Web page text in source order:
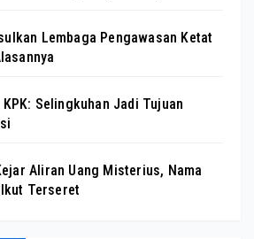
Lembaga Pengawasan Ketat
Selingkuhan Jadi Tujuan
Aliran Uang Misterius, Nama
Terseret